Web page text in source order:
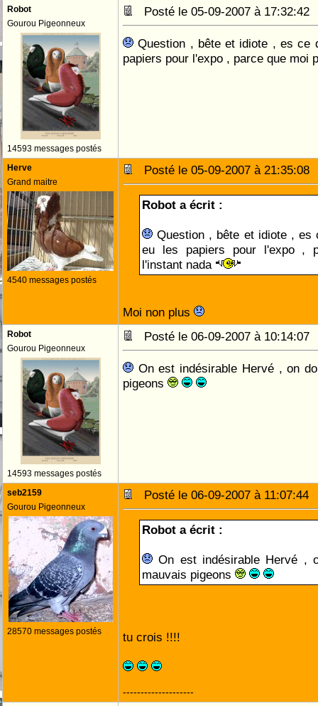
Robot
Gourou Pigeonneux
14593 messages postés
Posté le 05-09-2007 à
Question , bête et idiote , es ce
papiers pour l'expo , parce que moi
Herve
Grand maitre
4540 messages postés
Posté le 05-09-2007 à
Robot a écrit :
Question , bête et idiote , es
eu les papiers pour l'expo ,
l'instant nada
Moi non plus
Robot
Gourou Pigeonneux
14593 messages postés
Posté le 06-09-2007 à
On est indésirable Hervé , on
pigeons
seb2159
Gourou Pigeonneux
28570 messages postés
Posté le 06-09-2007 à
Robot a écrit :
On est indésirable Hervé ,
mauvais pigeons
tu crois !!!!
--------------------